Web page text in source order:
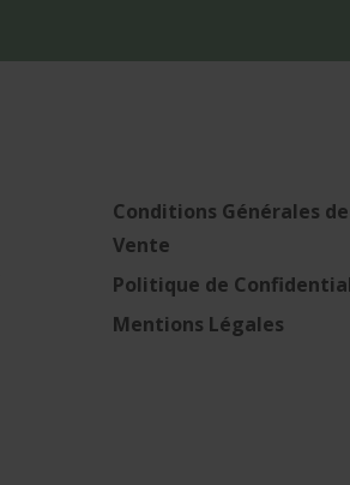
Conditions Générales de
Vente
Politique de
Mentions Légales